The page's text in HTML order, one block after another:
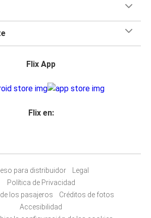
Flix App
Flix en:
para distribuidor
Legal
Política de Privacidad
los pasajeros
Créditos de fotos
Accesibilidad